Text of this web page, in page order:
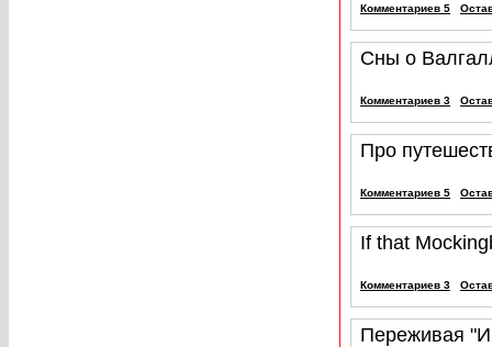
Комментариев 5
Сны о
Комментариев 3
Про
Комментариев 5
If that
Комментариев 3
Переживая